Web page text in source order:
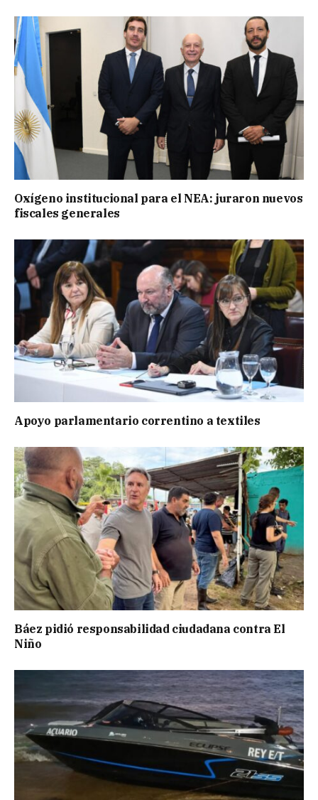
Oxígeno institucional para el NEA: juraron nuevos
fiscales generales
Apoyo parlamentario correntino a textiles
Báez pidió responsabilidad ciudadana contra El
Niño